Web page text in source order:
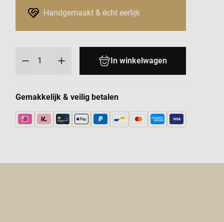
Handgemaakt & écht eerlijk
In winkelwagen
Gemakkelijk & veilig betalen